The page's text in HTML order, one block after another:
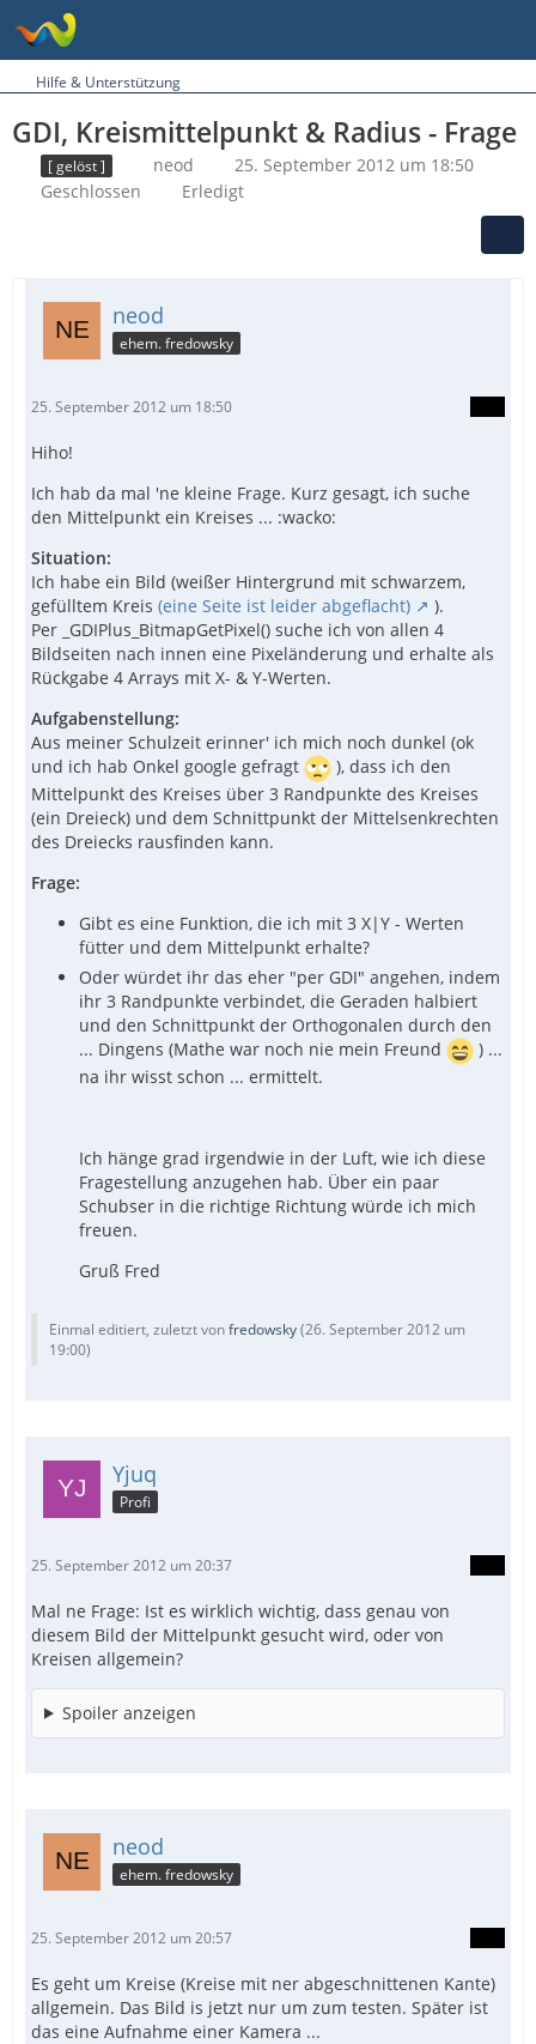
Hilfe & Unterstützung
GDI, Kreismittelpunkt & Radius - Frage
[ gelöst ] neod
25. September 2012 um 18:50
Geschlossen
Erledigt
neod
ehem. fredowsky
25. September 2012 um 18:50
Hiho!
Ich hab da mal 'ne kleine Frage. Kurz gesagt, ich suche
den Mittelpunkt ein Kreises ... :wacko:
Situation:
Ich habe ein Bild (weißer Hintergrund mit schwarzem,
gefülltem Kreis (eine Seite ist leider abgeflacht)
).
Per _GDIPlus_BitmapGetPixel() suche ich von allen 4
Bildseiten nach innen eine Pixeländerung und erhalte als
Rückgabe 4 Arrays mit X- & Y-Werten.
Aufgabenstellung:
Aus meiner Schulzeit erinner' ich mich noch dunkel (ok
und ich hab Onkel google gefragt
), dass ich den
Mittelpunkt des Kreises über 3 Randpunkte des Kreises
(ein Dreieck) und dem Schnittpunkt der Mittelsenkrechten
des Dreiecks rausfinden kann.
Frage:
Gibt es eine Funktion, die ich mit 3 X|Y - Werten
fütter und dem Mittelpunkt erhalte?
Oder würdet ihr das eher "per GDI" angehen, indem
ihr 3 Randpunkte verbindet, die Geraden halbiert
und den Schnittpunkt der Orthogonalen durch den
... Dingens (Mathe war noch nie mein Freund
) ...
na ihr wisst schon ... ermittelt.
Ich hänge grad irgendwie in der Luft, wie ich diese
Fragestellung anzugehen hab. Über ein paar
Schubser in die richtige Richtung würde ich mich
freuen.
Gruß Fred
Einmal editiert, zuletzt vonfredowsky(26. September 2012 um
19:00)
Yjuq
Profi
25. September 2012 um 20:37
Mal ne Frage: Ist es wirklich wichtig, dass genau von
diesem Bild der Mittelpunkt gesucht wird, oder von
Kreisen allgemein?
Spoiler anzeigen
neod
ehem. fredowsky
25. September 2012 um 20:57
Es geht um Kreise (Kreise mit ner abgeschnittenen Kante)
allgemein. Das Bild is jetzt nur um zum testen. Später ist
das eine Aufnahme einer Kamera ...